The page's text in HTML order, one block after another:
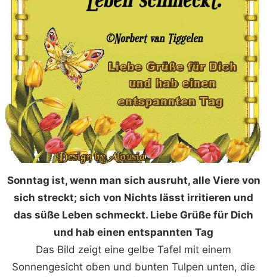
Sonntag ist, wenn man sich ausruht, alle Viere von
sich streckt; sich von Nichts lässt irritieren und
das süße Leben schmeckt. Liebe Grüße für Dich
und hab einen entspannten Tag
Das Bild zeigt eine gelbe Tafel mit einem
Sonnengesicht oben und bunten Tulpen unten, die